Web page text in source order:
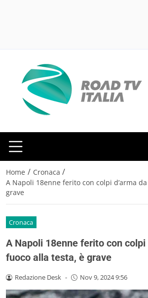
Home / Cronaca /
A Napoli 18enne ferito con colpi d’arma
grave
Cronaca
A Napoli 18enne ferito con colpi
fuoco alla testa, è grave
Redazione Desk - Nov 9, 2024 9:56